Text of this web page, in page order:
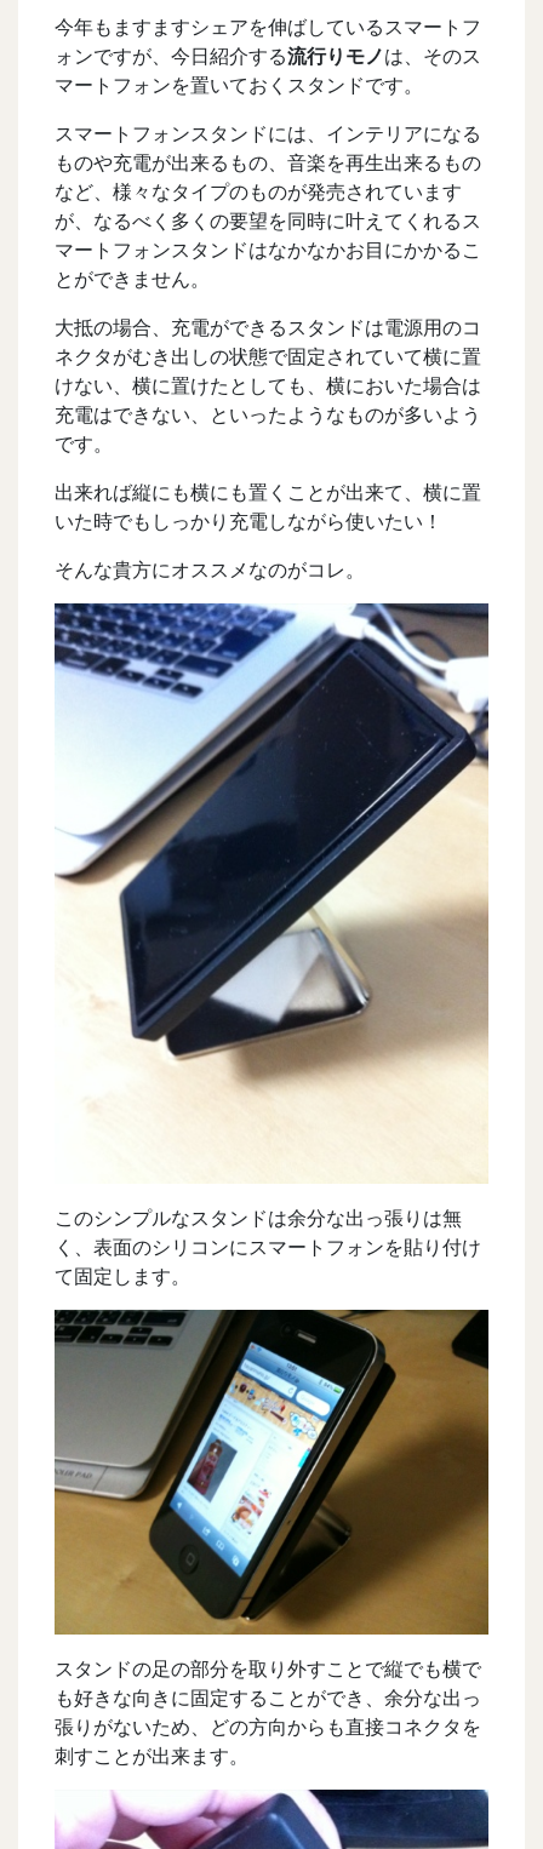
今年もますますシェアを伸ばしているスマートフ
ォンですが、今日紹介する流行りモノは、そのス
マートフォンを置いておくスタンドです。
スマートフォンスタンドには、インテリアになる
ものや充電が出来るもの、音楽を再生出来るもの
など、様々なタイプのものが発売されています
が、なるべく多くの要望を同時に叶えてくれるス
マートフォンスタンドはなかなかお目にかかるこ
とができません。
大抵の場合、充電ができるスタンドは電源用のコ
ネクタがむき出しの状態で固定されていて横に置
けない、横に置けたとしても、横においた場合は
充電はできない、といったようなものが多いよう
です。
出来れば縦にも横にも置くことが出来て、横に置
いた時でもしっかり充電しながら使いたい！
そんな貴方にオススメなのがコレ。
このシンプルなスタンドは余分な出っ張りは無
く、表面のシリコンにスマートフォンを貼り付け
て固定します。
スタンドの足の部分を取り外すことで縦でも横で
も好きな向きに固定することができ、余分な出っ
張りがないため、どの方向からも直接コネクタを
刺すことが出来ます。